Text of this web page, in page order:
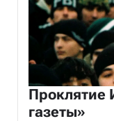
Проклятие
газеты»